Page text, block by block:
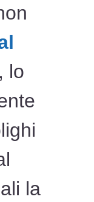
, lo
la